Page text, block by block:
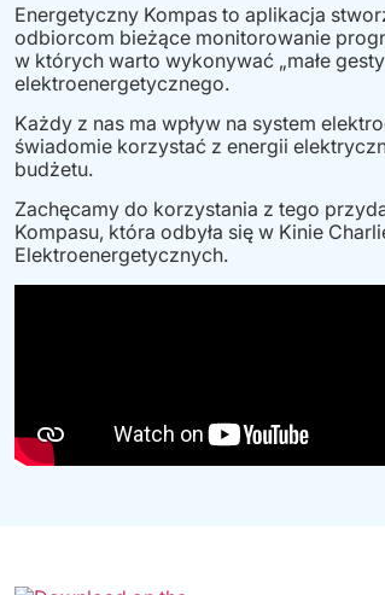
Energetyczny Kompas to aplikacja
odbiorcom bieżące monitorowanie
w których warto wykonywać „małe
elektroenergetycznego.
Każdy z nas ma wpływ na system
świadomie korzystać z energii
budżetu.
Zachęcamy do korzystania z tego
Kompasu, która odbyła się w Kinie
Elektroenergetycznych.